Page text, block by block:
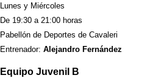
Lunes y Miércoles
De 19:30 a 21:00 horas
Pabellón de Deportes de Cavaleri
Entrenador: Alejandro Fernández
Equipo Juvenil B